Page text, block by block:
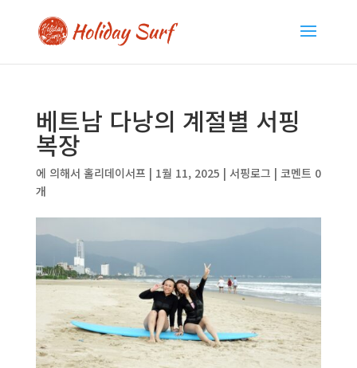
베트남 다낭의 계절별 서핑
복장
에 의해서 홀리데이서프 | 1월 11, 2025 | 서핑로그 | 코멘트 0
개